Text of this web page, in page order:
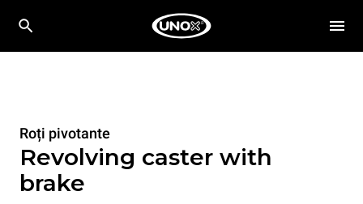
Roți pivotante
Revolving caster with
brake